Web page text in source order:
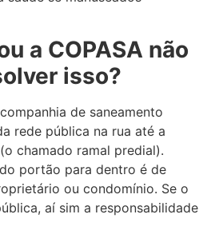
a COPASA não
isso?
de saneamento
rede pública na rua até a
chamado ramal predial).
portão para dentro é de
ou condomínio. Se o
aí sim a responsabilidade